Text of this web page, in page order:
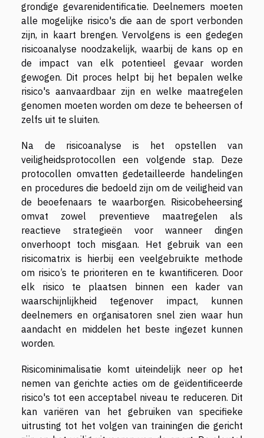
grondige gevarenidentificatie. Deelnemers moeten
alle mogelijke risico's die aan de sport verbonden
zijn, in kaart brengen. Vervolgens is een gedegen
risicoanalyse noodzakelijk, waarbij de kans op en
de impact van elk potentieel gevaar worden
gewogen. Dit proces helpt bij het bepalen welke
risico's aanvaardbaar zijn en welke maatregelen
genomen moeten worden om deze te beheersen of
zelfs uit te sluiten.
Na de risicoanalyse is het opstellen van
veiligheidsprotocollen een volgende stap. Deze
protocollen omvatten gedetailleerde handelingen
en procedures die bedoeld zijn om de veiligheid van
de beoefenaars te waarborgen. Risicobeheersing
omvat zowel preventieve maatregelen als
reactieve strategieën voor wanneer dingen
onverhoopt toch misgaan. Het gebruik van een
risicomatrix is hierbij een veelgebruikte methode
om risico’s te prioriteren en te kwantificeren. Door
elk risico te plaatsen binnen een kader van
waarschijnlijkheid tegenover impact, kunnen
deelnemers en organisatoren snel zien waar hun
aandacht en middelen het beste ingezet kunnen
worden.
Risicominimalisatie komt uiteindelijk neer op het
nemen van gerichte acties om de geïdentificeerde
risico's tot een acceptabel niveau te reduceren. Dit
kan variëren van het gebruiken van specifieke
uitrusting tot het volgen van trainingen die gericht